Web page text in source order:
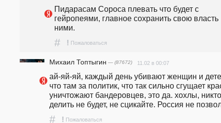
Пидарасам Сороса плевать что будет с
гейропеями, главное сохранить свою власть
ними.
# ! Пожаловаться
Михаил Топтыгин — (87672) 11.02 в 00:07
ай-яй-яй, каждый день убивают женщин и
что там за политик, что так сильно сгущает
уничтожают бандеровцев, это да. хохлы,
делить не будет, не сцикайте. Россия не
# ! Пожаловаться